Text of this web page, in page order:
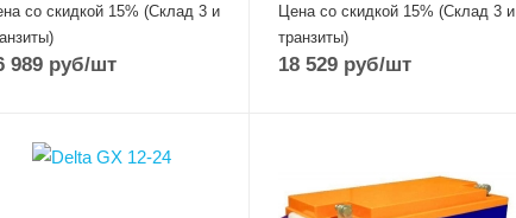
со скидкой 15% (Склад 3 и
989 руб/шт
Цена со скидкой 15% (Склад 3 и
транзиты)
18 529 руб/шт